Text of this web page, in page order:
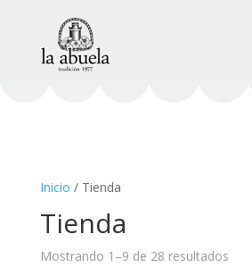
Inicio / Tienda
Tienda
Mostrando 1–9 de 28 resultados